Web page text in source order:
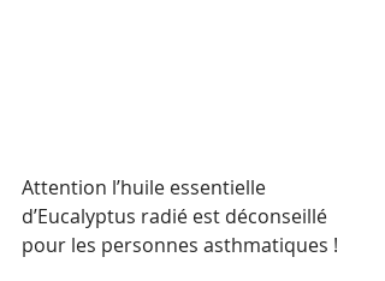
Attention l’huile essentielle
d’Eucalyptus radié est déconseillé
pour les personnes asthmatiques !